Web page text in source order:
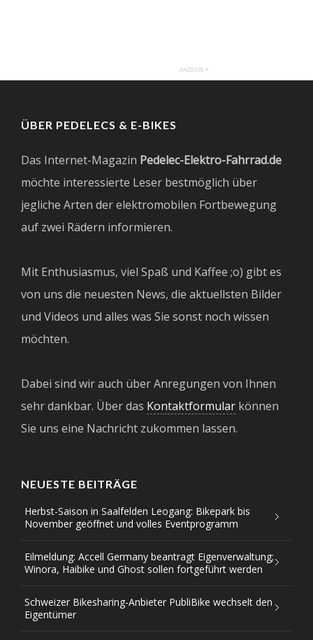
ÜBER PEDELECS & E-BIKES
Das Internet-Magazin Pedelec-Elektro-Fahrrad.de
möchte interessierte Leser bestmöglich über
jegliche Arten der elektromobilen Fortbewegung
auf zwei Rädern informieren.
Mit Enthusiasmus, viel Spaß und Kaffee ;o) gibt es
von uns die neuesten News, die aktuellsten Bilder
und Videos und alles was Sie sonst noch wissen
möchten.
Dabei sind wir auch über Anregungen von Ihnen
sehr dankbar. Über das Kontaktformular können
Sie uns eine Nachricht zukommen lassen.
NEUESTE BEITRÄGE
Herbst-Saison in Saalfelden Leogang: Bikepark bis
November geöffnet und volles Eventprogramm
Eilmeldung: Accell Germany beantragt Eigenverwaltung;
Winora, Haibike und Ghost sollen fortgeführt werden
Schweizer Bikesharing-Anbieter PubliBike wechselt den
Eigentümer